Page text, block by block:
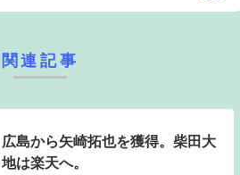
関連記事
広島から矢崎拓也を獲得。柴田大
地は楽天へ。